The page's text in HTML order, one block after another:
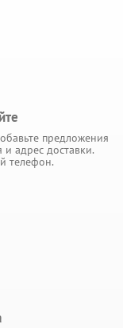
предложения
и адрес доставки.
телефон.